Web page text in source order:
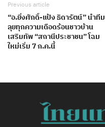
Previous article
“อ.ยิ่งศักดิ์-แป้ง ธิดารัตน์” นำทีม
ลุยทุกความเดือดร้อนชาวบ้าน
เสริมทัพ “สถานีประชาชน” โฉม
ใหม่เริ่ม 7 ก.ค.นี้